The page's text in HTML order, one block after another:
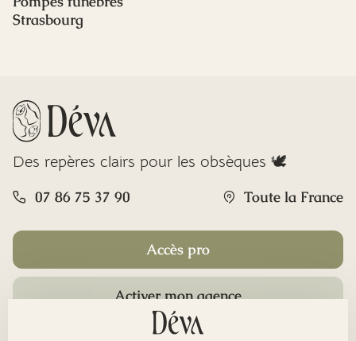
Strasbourg
Des repères clairs pour les obsèques 🕊️
07 86 75 37 90 Toute la France
Accès pro
Activer mon agence